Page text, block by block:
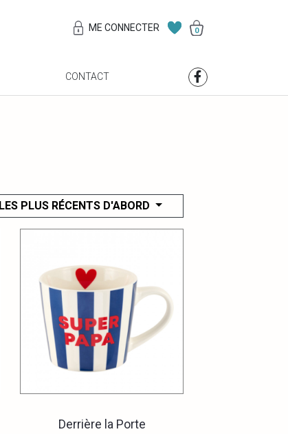
ME CONNECTER 0
CONTACT
LES PLUS RÉCENTS D'ABORD
Derrière la Porte